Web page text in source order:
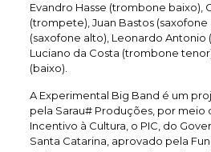
Evandro Hasse (trombone baixo),
(trompete), Juan Bastos (saxofone
(saxofone alto), Leonardo Antonio
Luciano da Costa (trombone
(baixo).
A Experimental Big Band é um
pela Sarau# Produções, por meio
Incentivo à Cultura, o PIC, do
Santa Catarina, aprovado pela